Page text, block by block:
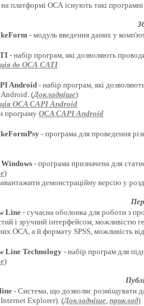
платформі ОСА існують такі програмні
- модуль введення даних у
- набір програм, які дозволяють
до ОСА CATI
Android - набір програм, які
(Докладніше)
OCA CAPI Android
програмуOCA CAPI Android
- програма для проведення
- програма призначена для
)
демонстраційну версію у
Line- сучасна оболонка для роботи з
і зручний інтерфейсом, можливістю
ОСА, а й формату SPSS, можливість
Line Technology - набір програм для
)
- Система, що дозволяє розміщувати
Explorer). (Докладніше, приклад)